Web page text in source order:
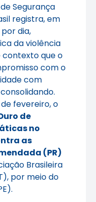
Segurança
registra, em
dia,
da violência
contexto que o
com o
com
fevereiro, o
de
no
as
(PR)
Brasileira
por meio do